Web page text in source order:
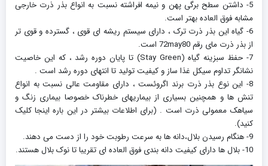
5- داشتن سطح برگی پهن و نیمه افراشته نسبت به انواع بذر ذرت خارجی
مشابه فوق العاده بهتر است.
6- گیاه این بذر ذرت ترک ، دارای سیستم ریشه ای قوی ، گسترده و قوی تر
از بذر ذرت مای رقم 72may80 است.
7- حفظ سبزینه گیاه (Stay Green) تا پایان دوره رشد ، که این خاصیت
نشانگر تداوم سیکل غذا ساز و کیفیت تولید تا انتهای دوره رشد است .
8- این نوع بذر ذرت برند اگروئست ، دارای مقاومت عالی نسبت به انواع
تنش ها و همچنین بسیاری از بیماریهای خطرناک خصوصا بیماری زنگ و
سیاهک معمولی ذرت است . (برای اطلاعات بیشتر در این باره اینجا کلیک
کنید).
9- هنگام رسیدن بلال،دانه ها به سرعت رطوبت خود را از دست می دهند.
10- بلال ها دارای کیفیت دانه بندی فوق العاده ای تقریبا تا نوک بلال هستند.